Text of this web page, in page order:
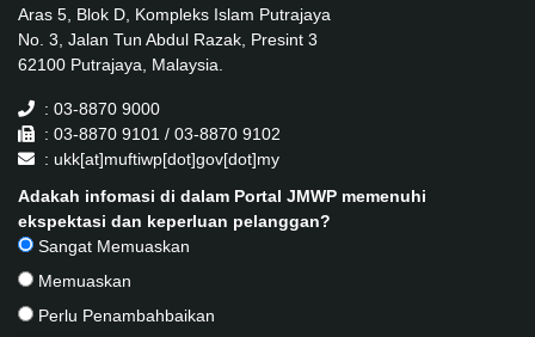
Aras 5, Blok D, Kompleks Islam Putrajaya
No. 3, Jalan Tun Abdul Razak, Presint 3
62100 Putrajaya, Malaysia.
: 03-8870 9000
: 03-8870 9101 / 03-8870 9102
: ukk[at]muftiwp[dot]gov[dot]my
Adakah infomasi di dalam Portal JMWP memenuhi
ekspektasi dan keperluan pelanggan?
Sangat Memuaskan
Memuaskan
Perlu Penambahbaikan